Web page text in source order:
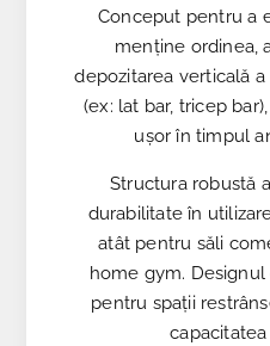
Conceput pentru a
menține ordinea,
depozitarea verticală
(ex: lat bar, tricep
ușor în timpul
Structura robustă
durabilitate în
atât pentru săli
home gym.
pentru spații